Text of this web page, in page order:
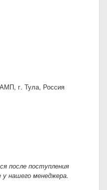
г. Тула, Россия
после поступления
нашего менеджера.